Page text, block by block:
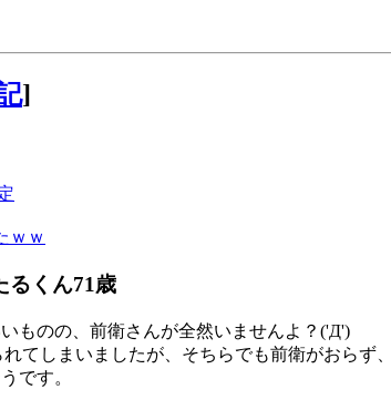
]
ｗｗ
るくん71歳
ものの、前衛さんが全然いませんよ？('Д')
てしまいましたが、そちらでも前衛がおらず、
です。